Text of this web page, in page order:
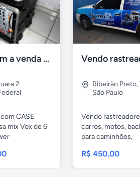
P A de som a venda - brasilia
2
CASE
mix Vox de 6
Ribeirão Preto,
São Paulo
Vendo
carros, motos,
para caminhões,
R$ 450,00